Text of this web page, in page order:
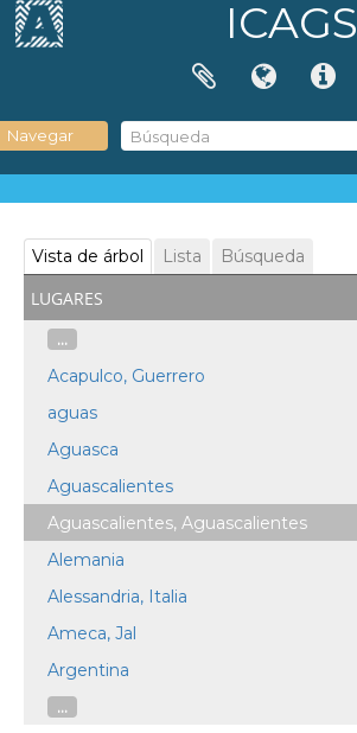
ICAGS
Navegar
Vista de árbol Lista Búsqueda
lugares
...
Acapulco, Guerrero
aguas
Aguasca
Aguascalientes
Aguascalientes, Aguascalientes
Alemania
Alessandria, Italia
Ameca, Jal
Argentina
...